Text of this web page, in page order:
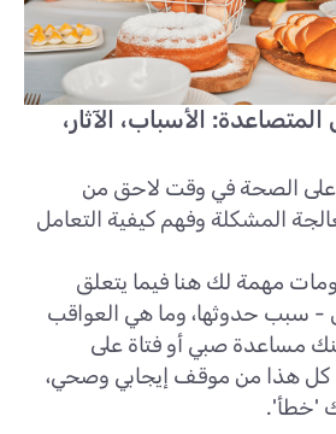
الأسباب، الآثار،
على الصحة في وقت لاحق من
المشكلة وفهم كيفية التعامل
مهمة لك هنا فيما يتعلق
- سبب حدوثها، وما هي العواقب
مساعدة صبي أو فتاة على
كل هذا من موقف إيجابي وصحي،
'خطأ'.